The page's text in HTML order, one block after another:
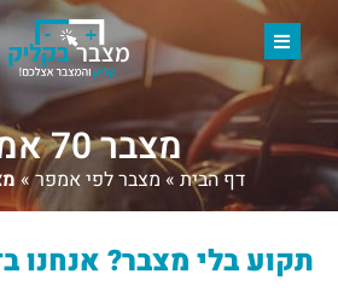
מצבר 70 אמפר
דף הבית »מצבר לפי אמפר»
תקוע בלי מצבר? אנחנו